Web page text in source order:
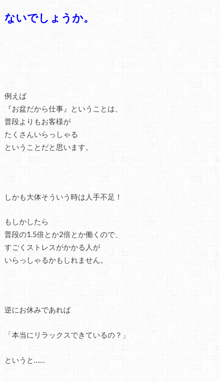
ないでしょうか。
例えば
『お盆だから仕事』ということは、
普段よりもお客様が
たくさんいらっしゃる
ということだと思います。
しかも大体そういう時は人手不足！
もしかしたら
普段の1.5倍とか2倍とか働くので、
すごくストレスがかかる人が
いらっしゃるかもしれません。
逆にお休みであれば
「本当にリラックスできているの？」
というと……